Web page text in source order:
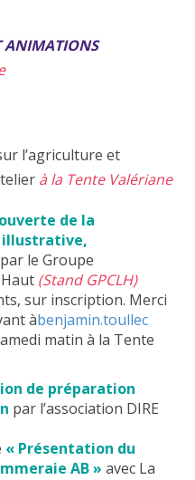
ANIMATIONS
l’agriculture et
à la Tente Valériane
de la
illustrative,
par le Groupe
(Stand GPCLH)
sur inscription. Merci
àbenjamin.toullec
matin à la Tente
de préparation
par l’association DIRE
« Présentation du
AB » avec La